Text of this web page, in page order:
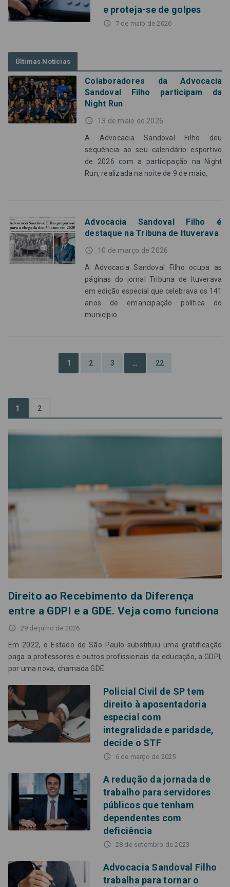
e proteja-se de golpes
access_time 7 de maio de 2026
Últimas Notícias
Colaboradores da Advocacia
Sandoval Filho participam da
Night Run
access_time 13 de maio de 2026
A Advocacia Sandoval Filho deu
sequência ao seu calendário esportivo
de 2026 com a participação na Night
Run, realizada na noite de 9 de maio,
Advocacia Sandoval Filho é
destaque na Tribuna de Ituverava
access_time 10 de março de 2026
A Advocacia Sandoval Filho ocupa as
páginas do jornal Tribuna de Ituverava
em edição especial que celebrava os 141
anos de emancipação política do
município.
1 2 3 … 22
Direito ao Recebimento da Diferença
entre a GDPI e a GDE. Veja como funciona
access_time 29 de julho de 2026
Em 2022, o Estado de São Paulo substituiu uma gratificação
paga a professores e outros profissionais da educação, a GDPI,
por uma nova, chamada GDE.
Policial Civil de SP tem
direito à aposentadoria
especial com
integralidade e paridade,
decide o STF
access_time 6 de março de 2025
A redução da jornada de
trabalho para servidores
públicos que tenham
dependentes com
deficiência
access_time 28 de setembro de 2023
Advocacia Sandoval Filho
trabalha para tornar o